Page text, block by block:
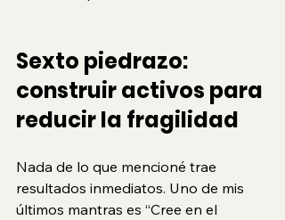
Sexto piedrazo:
construir activos para
reducir la fragilidad
Nada de lo que mencioné trae
resultados inmediatos. Uno de mis
últimos mantras es “Cree en el